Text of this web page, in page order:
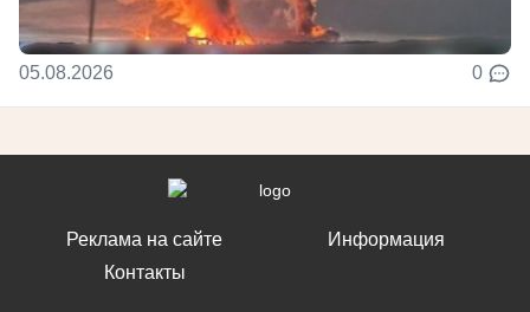
05.08.2026 0
Реклама на сайте
Контакты
Информация